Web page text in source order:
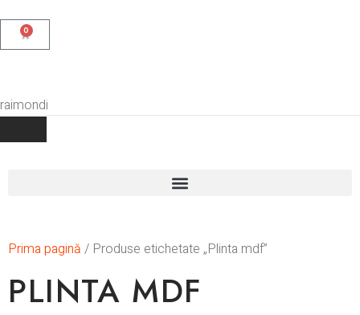
0
Prima pagină / Produse etichetate „Plinta mdf”
PLINTA MDF